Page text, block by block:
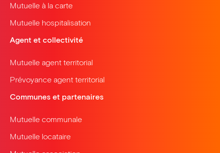
Mutuelle à la carte
Mutuelle hospitalisation
Agent et collectivité
Mutuelle agent territorial
Prévoyance agent territorial
Communes et partenaires
Mutuelle communale
Mutuelle locataire